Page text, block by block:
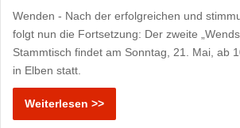
Wenden - Nach der erfolgreichen und
folgt nun die Fortsetzung: Der zweite
Stammtisch findet am Sonntag, 21. Mai, ab
in Elben statt.
Weiterlesen >>